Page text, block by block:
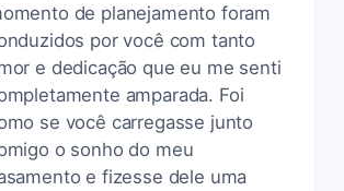
de planejamento foram
por você com tanto
e dedicação que eu me senti
amparada. Foi
se você carregasse junto
o sonho do meu
e fizesse dele uma